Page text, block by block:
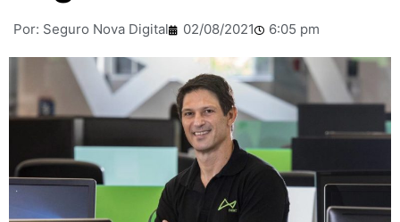
Por: Seguro Nova Digital 02/08/2021 6:05 pm